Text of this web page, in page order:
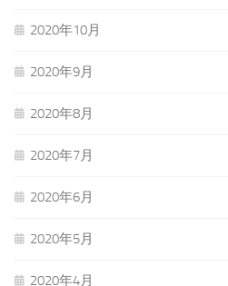
2020年10月
2020年9月
2020年8月
2020年7月
2020年6月
2020年5月
2020年4月